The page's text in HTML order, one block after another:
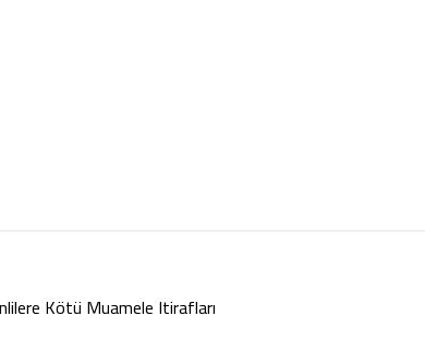
Kötü Muamele Itirafları